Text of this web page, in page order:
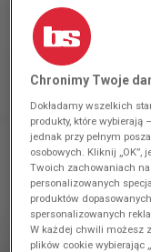
Chronimy Twoje
Dokładamy wszelkich
produkty, które wybierają
jednak przy pełnym
osobowych. Kliknij
Twoich zachowaniach
personalizowanych
produktów
spersonalizowanych
W każdej chwili możesz
plików cookie wybierając